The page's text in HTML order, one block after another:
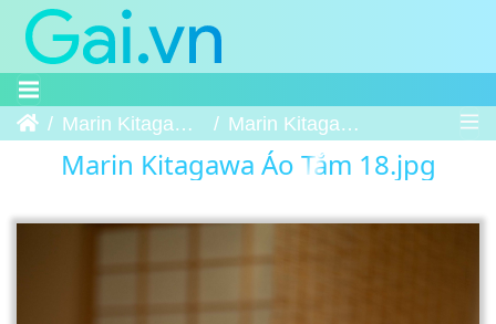
Trang chủMarin Kitagawa Áo Tắm Marin Kitagawa Áo Tắm 18
Marin Kitagawa Áo Tắm 18.jpg